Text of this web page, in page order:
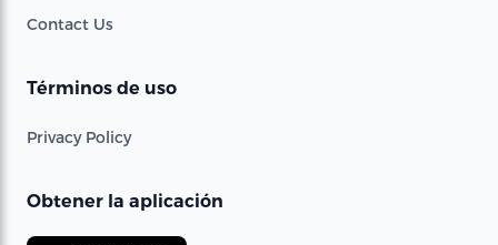
Contact Us
Términos de uso
Privacy Policy
Obtener la aplicación